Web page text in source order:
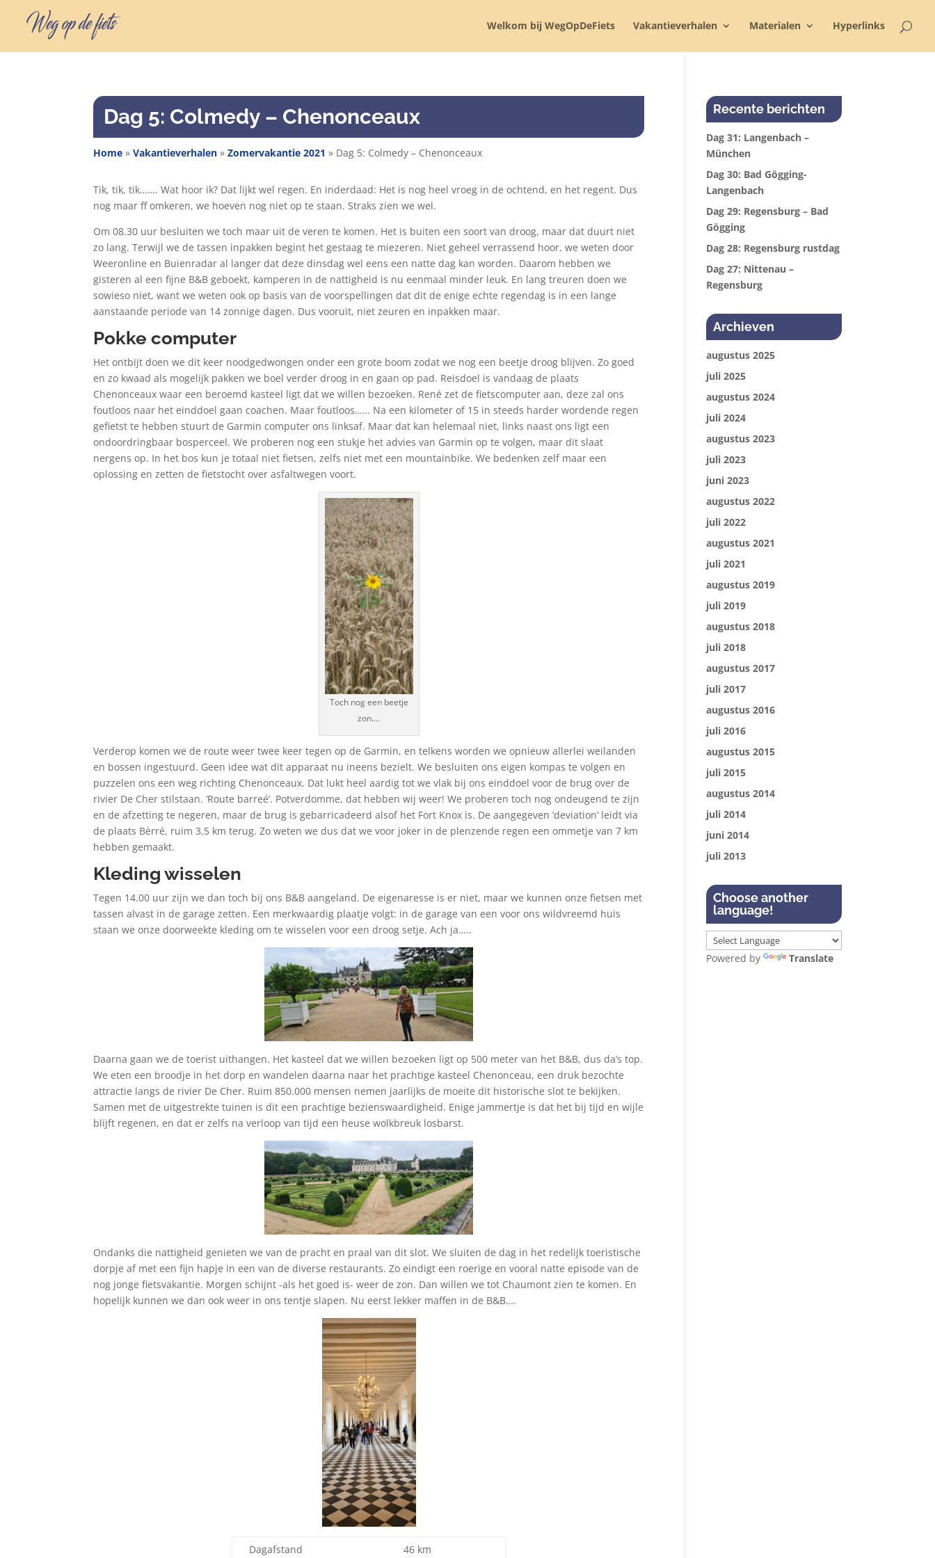
Welkom bij WegOpDeFiets Vakantieverhalen Materialen Hyperlinks
Dag 5: Colmedy – Chenonceaux
Home »Vakantieverhalen »Zomervakantie 2021 » Dag 5: Colmedy – Chenonceaux
Tik, tik, tik……. Wat hoor ik? Dat lijkt wel regen. En inderdaad: Het is nog heel vroeg in de ochtend, en het regent. Dus
nog maar ff omkeren, we hoeven nog niet op te staan. Straks zien we wel.
Om 08.30 uur besluiten we toch maar uit de veren te komen. Het is buiten een soort van droog, maar dat duurt niet
zo lang. Terwijl we de tassen inpakken begint het gestaag te miezeren. Niet geheel verrassend hoor, we weten door
Weeronline en Buienradar al langer dat deze dinsdag wel eens een natte dag kan worden. Daarom hebben we
gisteren al een fijne B&B geboekt, kamperen in de nattigheid is nu eenmaal minder leuk. En lang treuren doen we
sowieso niet, want we weten ook op basis van de voorspellingen dat dit de enige echte regendag is in een lange
aanstaande periode van 14 zonnige dagen. Dus vooruit, niet zeuren en inpakken maar.
Pokke computer
Het ontbijt doen we dit keer noodgedwongen onder een grote boom zodat we nog een beetje droog blijven. Zo goed
en zo kwaad als mogelijk pakken we boel verder droog in en gaan op pad. Reisdoel is vandaag de plaats
Chenonceaux waar een beroemd kasteel ligt dat we willen bezoeken. René zet de fietscomputer aan, deze zal ons
foutloos naar het einddoel gaan coachen. Maar foutloos…… Na een kilometer of 15 in steeds harder wordende regen
gefietst te hebben stuurt de Garmin computer ons linksaf. Maar dat kan helemaal niet, links naast ons ligt een
ondoordringbaar bosperceel. We proberen nog een stukje het advies van Garmin op te volgen, maar dit slaat
nergens op. In het bos kun je totaal niet fietsen, zelfs niet met een mountainbike. We bedenken zelf maar een
oplossing en zetten de fietstocht over asfaltwegen voort.
Toch nog een beetje
zon….
Verderop komen we de route weer twee keer tegen op de Garmin, en telkens worden we opnieuw allerlei weilanden
en bossen ingestuurd. Geen idee wat dit apparaat nu ineens bezielt. We besluiten ons eigen kompas te volgen en
puzzelen ons een weg richting Chenonceaux. Dat lukt heel aardig tot we vlak bij ons einddoel voor de brug over de
rivier De Cher stilstaan. ‘Route barreé’. Potverdomme, dat hebben wij weer! We proberen toch nog ondeugend te zijn
en de afzetting te negeren, maar de brug is gebarricadeerd alsof het Fort Knox is. De aangegeven ‘deviation’ leidt via
de plaats Bèrré, ruim 3,5 km terug. Zo weten we dus dat we voor joker in de plenzende regen een ommetje van 7 km
hebben gemaakt.
Kleding wisselen
Tegen 14.00 uur zijn we dan toch bij ons B&B aangeland. De eigenaresse is er niet, maar we kunnen onze fietsen met
tassen alvast in de garage zetten. Een merkwaardig plaatje volgt: in de garage van een voor ons wildvreemd huis
staan we onze doorweekte kleding om te wisselen voor een droog setje. Ach ja…..
Daarna gaan we de toerist uithangen. Het kasteel dat we willen bezoeken ligt op 500 meter van het B&B, dus da’s top.
We eten een broodje in het dorp en wandelen daarna naar het prachtige kasteel Chenonceau, een druk bezochte
attractie langs de rivier De Cher. Ruim 850.000 mensen nemen jaarlijks de moeite dit historische slot te bekijken.
Samen met de uitgestrekte tuinen is dit een prachtige bezienswaardigheid. Enige jammertje is dat het bij tijd en wijle
blijft regenen, en dat er zelfs na verloop van tijd een heuse wolkbreuk losbarst.
Ondanks die nattigheid genieten we van de pracht en praal van dit slot. We sluiten de dag in het redelijk toeristische
dorpje af met een fijn hapje in een van de diverse restaurants. Zo eindigt een roerige en vooral natte episode van de
nog jonge fietsvakantie. Morgen schijnt -als het goed is- weer de zon. Dan willen we tot Chaumont zien te komen. En
hopelijk kunnen we dan ook weer in ons tentje slapen. Nu eerst lekker maffen in de B&B….
Dagafstand
46 km
Recente berichten
Dag 31: Langenbach –
München
Dag 30: Bad Gögging-
Langenbach
Dag 29: Regensburg – Bad
Gögging
Dag 28: Regensburg rustdag
Dag 27: Nittenau –
Regensburg
Archieven
augustus 2025
juli 2025
augustus 2024
juli 2024
augustus 2023
juli 2023
juni 2023
augustus 2022
juli 2022
augustus 2021
juli 2021
augustus 2019
juli 2019
augustus 2018
juli 2018
augustus 2017
juli 2017
augustus 2016
juli 2016
augustus 2015
juli 2015
augustus 2014
juli 2014
juni 2014
juli 2013
Choose another
language!
Powered by Translate